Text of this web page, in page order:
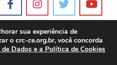
sua experiência de
o crc-ce.org.br, você concorda
Dados e a Política de Cookies